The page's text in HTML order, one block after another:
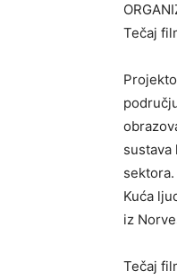
Tečaj
Kuća
iz
Tečaj